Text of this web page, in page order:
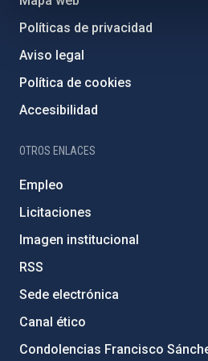
Políticas de privacidad
Aviso legal
Política de cookies
Accesibilidad
OTROS ENLACES
Empleo
Licitaciones
Imagen institucional
RSS
Sede electrónica
Canal ético
Condolencias Francisco